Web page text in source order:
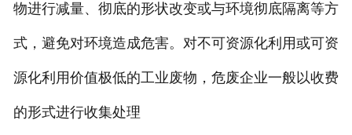
新闻动态
物进行减量、彻底的形状改变或与环境彻底隔离等方
式，避免对环境造成危害。对不可资源化利用或可资
源化利用价值极低的工业废物，危废企业一般以收费
的形式进行收集处理